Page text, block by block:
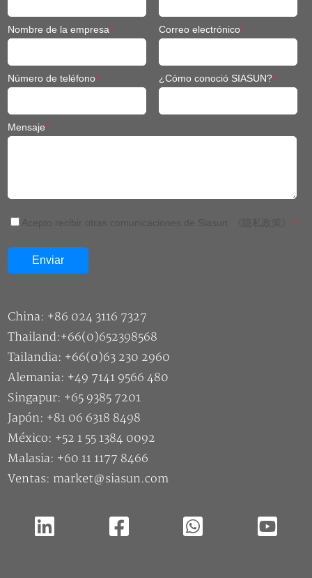
Nombre de la empresa* Correo electrónico*
Número de teléfono* ¿Cómo conoció SIASUN?*
Mensaje*
*
China: +86 024 3116 7327
Thailand:+66(0)652398568
Tailandia: +66(0)63 230 2960
Alemania: +49 7141 9566 480
Singapur: +65 9385 7201
Japón: +81 06 6318 8498
México: +52 1 55 1384 0092
Malasia: +60 11 1177 8466
Ventas: market@siasun.com